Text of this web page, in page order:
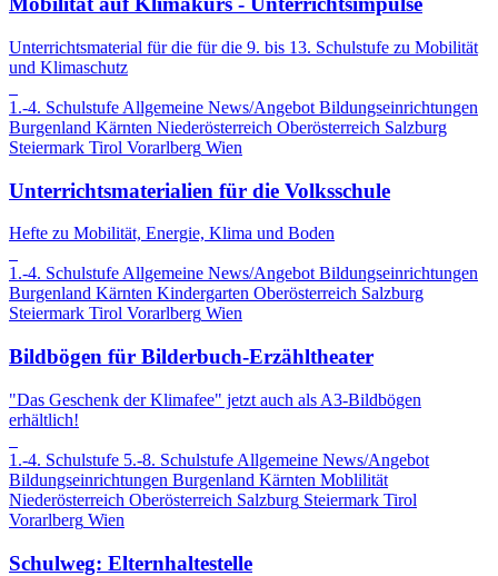
Unterrichtsmaterial für die für die 9. bis 13. Schulstufe zu Mobilität
und Klimaschutz
1.-4. Schulstufe Allgemeine News/Angebot Bildungseinrichtungen
Burgenland Kärnten Niederösterreich Oberösterreich Salzburg
Steiermark Tirol Vorarlberg Wien
Unterrichtsmaterialien für die Volksschule
Hefte zu Mobilität, Energie, Klima und Boden
1.-4. SchulstufeAllgemeine News/Angebot Bildungseinrichtungen
Burgenland Kärnten Kindergarten Oberösterreich Salzburg
Steiermark Tirol Vorarlberg Wien
Bildbögen für Bilderbuch-Erzähltheater
"Das Geschenk der Klimafee" jetzt auch als A3-Bildbögen
erhältlich!
1.-4. Schulstufe 5.-8. Schulstufe Allgemeine News/Angebot
Bildungseinrichtungen Burgenland Kärnten Moblilität
Niederösterreich Oberösterreich Salzburg Steiermark Tirol
Vorarlberg Wien
Schulweg: Elternhaltestelle